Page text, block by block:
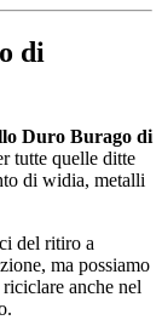
di
Duro Burago di
tutte quelle ditte
di widia, metalli
del ritiro a
ma possiamo
anche nel